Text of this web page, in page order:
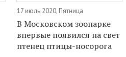
17 июль 2020, Пятница
В Московском зоопарке
впервые появился на свет
птенец птицы-носорога